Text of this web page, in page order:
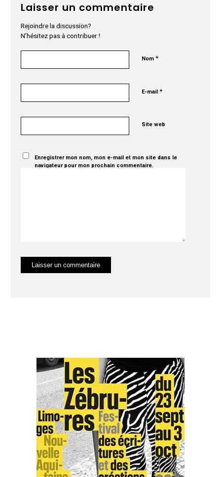
Laisser un commentaire
Rejoindre la discussion?
N’hésitez pas à contribuer !
Nom*
E-mail*
Site web
Enregistrer mon nom, mon e-mail et mon site dans le
navigateur pour mon prochain commentaire.